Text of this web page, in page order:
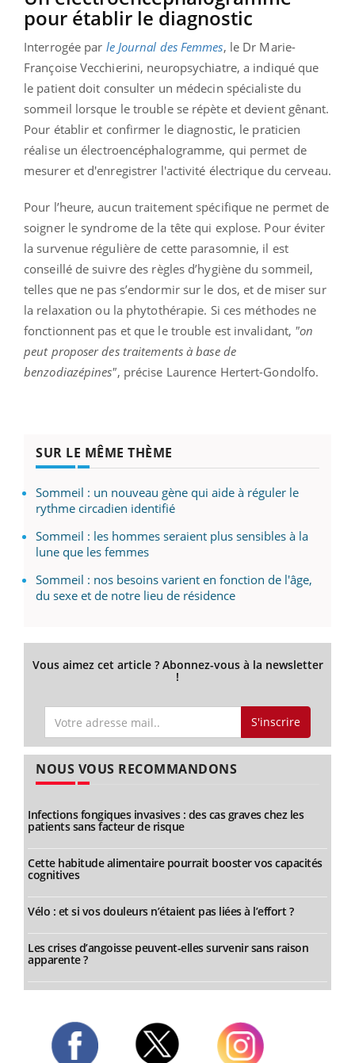
pour établir le diagnostic
Interrogée par le Journal des Femmes, le Dr Marie-
Françoise Vecchierini, neuropsychiatre, a indiqué que
le patient doit consulter un médecin spécialiste du
sommeil lorsque le trouble se répète et devient gênant.
Pour établir et confirmer le diagnostic, le praticien
réalise un électroencéphalogramme, qui permet de
mesurer et d'enregistrer l'activité électrique du cerveau.
Pour l’heure, aucun traitement spécifique ne permet de
soigner le syndrome de la tête qui explose. Pour éviter
la survenue régulière de cette parasomnie, il est
conseillé de suivre des règles d’hygiène du sommeil,
telles que ne pas s’endormir sur le dos, et de miser sur
la relaxation ou la phytothérapie. Si ces méthodes ne
fonctionnent pas et que le trouble est invalidant, "on
peut proposer des traitements à base de
benzodiazépines", précise Laurence Hertert-Gondolfo.
SUR LE MÊME THÈME
Sommeil : un nouveau gène qui aide à réguler le
rythme circadien identifié
Sommeil : les hommes seraient plus sensibles à la
lune que les femmes
Sommeil : nos besoins varient en fonction de l'âge,
du sexe et de notre lieu de résidence
Vous aimez cet article ? Abonnez-vous à la newsletter
!
S'inscrire
NOUS VOUS RECOMMANDONS
Infections fongiques invasives : des cas graves chez les
patients sans facteur de risque
Cette habitude alimentaire pourrait booster vos capacités
cognitives
Vélo : et si vos douleurs n’étaient pas liées à l’effort ?
Les crises d’angoisse peuvent-elles survenir sans raison
apparente ?